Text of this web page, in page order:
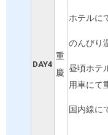
DAY4
重
慶
ホテルに
のんびり
昼頃ホテ
用車にて
国内線に